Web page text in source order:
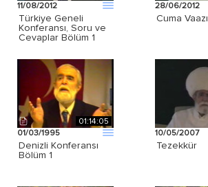
11/08/2012
Türkiye Geneli
Konferansı, Soru ve
Cevaplar Bölüm 1
28/06/2012
Cuma Vaazı
01:14:05
01/03/1995
Denizli Konferansı
Bölüm 1
10/05/2007
Tezekkür